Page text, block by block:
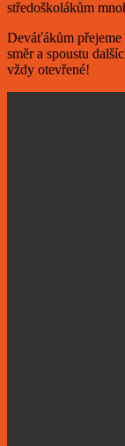
středoškolákům
Deváťákům
směr a spoustu
vždy otevřené!